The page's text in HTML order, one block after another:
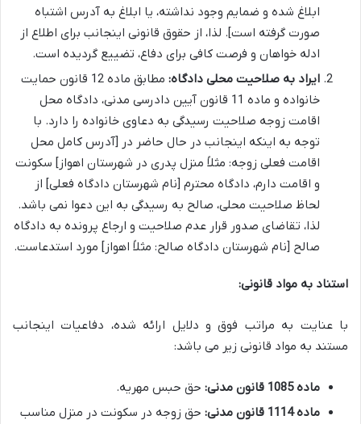
ابلاغ شده و ضمایم وجود نداشته، یا ابلاغ به آدرس اشتباه
صورت گرفته است]. لذا، از حقوق قانونی اینجانب برای اطلاع از
ادله خواهان و فرصت کافی برای دفاع، تضییع گردیده است.
ایراد به صلاحیت محلی دادگاه:
مطابق ماده 12 قانون حمایت
خانواده و ماده 11 قانون آیین دادرسی مدنی، دادگاه محل
اقامت زوجه صلاحیت رسیدگی به دعاوی خانواده را دارد. با
توجه به اینکه اینجانب در حال حاضر در [آدرس کامل محل
اقامت فعلی زوجه: مثلاً منزل پدری در شهرستان اهواز] سکونت
و اقامت دارم، دادگاه محترم [نام شهرستان دادگاه فعلی] از
لحاظ صلاحیت محلی، صالح به رسیدگی به این دعوا نمی باشد.
لذا، تقاضای صدور قرار عدم صلاحیت و ارجاع پرونده به دادگاه
صالح [نام شهرستان دادگاه صالح: مثلاً اهواز] مورد استدعاست.
استناد به مواد قانونی:
با عنایت به مراتب فوق و دلایل ارائه شده، دفاعیات اینجانب
مستند به مواد قانونی زیر می باشد:
ماده 1085 قانون مدنی:
حق حبس مهریه.
ماده 1114 قانون مدنی:
حق زوجه در سکونت در منزل مناسب